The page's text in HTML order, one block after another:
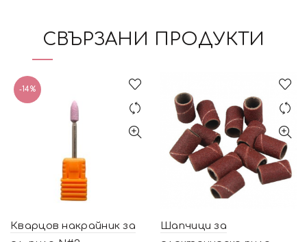
СВЪРЗАНИ ПРОДУКТИ
-14%
Кварцов накрайник за
Шапчици за